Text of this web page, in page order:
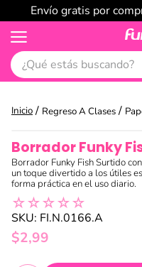
Envío gratis por
¿Qué estás buscando?
Regreso A Clases
Borrador Funky
Borrador Funky Fish Surtido
un toque divertido a los útiles
forma práctica en el uso diario.
☆☆☆☆☆
SKU: FI.N.0166.A
$2,99